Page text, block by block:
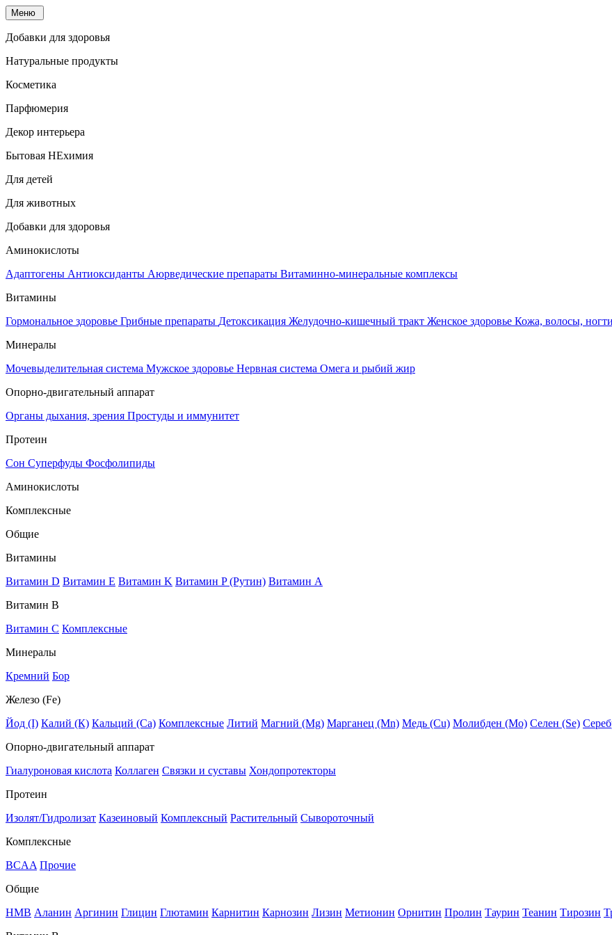
Меню
Добавки для здоровья
Натуральные продукты
Косметика
Парфюмерия
Декор интерьера
Бытовая НЕхимия
Для детей
Для животных
Добавки для здоровья
Аминокислоты
Адаптогены Антиоксиданты Аюрведические препараты Витаминно-минеральные комплексы
Витамины
Гормональное здоровье Грибные препараты Детоксикация Желудочно-кишечный тракт Женское здоровье Кожа, волосы, ногти
Минералы
Мочевыделительная система Мужское здоровье Нервная система Омега и рыбий жир
Опорно-двигательный аппарат
Органы дыхания, зрения Простуды и иммунитет
Протеин
Сон Суперфуды Фосфолипиды
Аминокислоты
Комплексные
Общие
Витамины
Витамин D Витамин E Витамин K Витамин P (Рутин) Витамин А
Витамин В
Витамин C Комплексные
Минералы
Кремний Бор
Железо (Fe)
Йод (I) Калий (К) Кальций (Са) Комплексные Литий Магний (Mg) Марганец (Mn) Медь (Сu) Молибден (Мо) Селен (Se)
Опорно-двигательный аппарат
Гиалуроновая кислота Коллаген Связки и суставы Хондопротекторы
Протеин
Изолят/Гидролизат Казеиновый Комплексный Растительный Сывороточный
Комплексные
BCAA Прочие
Общие
HMB Аланин Аргинин Глицин Глютамин Карнитин Карнозин Лизин Метионин Орнитин Пролин Таурин Теанин Тирозин